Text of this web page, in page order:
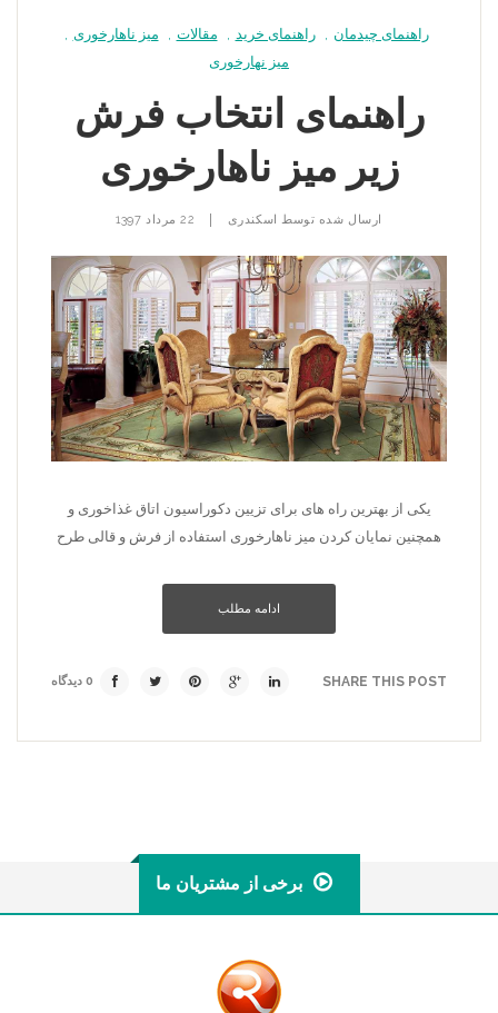
راهنمای چیدمان راهنمای خرید مقالات میز ناهارخوری
میز نهارخوری
راهنمای انتخاب فرش
زیر میز ناهارخوری
ارسال شده توسط اسکندری 22 مرداد 1397
یکی از بهترین راه های برای تزیین دکوراسیون اتاق غذاخوری و
همچنین نمایان کردن میز ناهارخوری استفاده از فرش و قالی طرح
ادامه مطلب
SHARE THIS POST 0 دیدگاه
برخی از مشتریان ما